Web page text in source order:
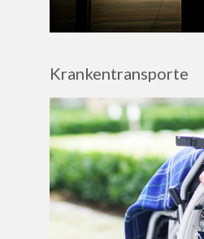
Krankentransporte